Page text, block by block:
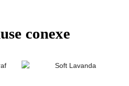
conexe